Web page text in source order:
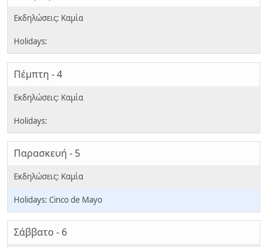
Πέμπτη - 4
Παρασκευή - 5
Cinco de Mayo
Σάββατο - 6